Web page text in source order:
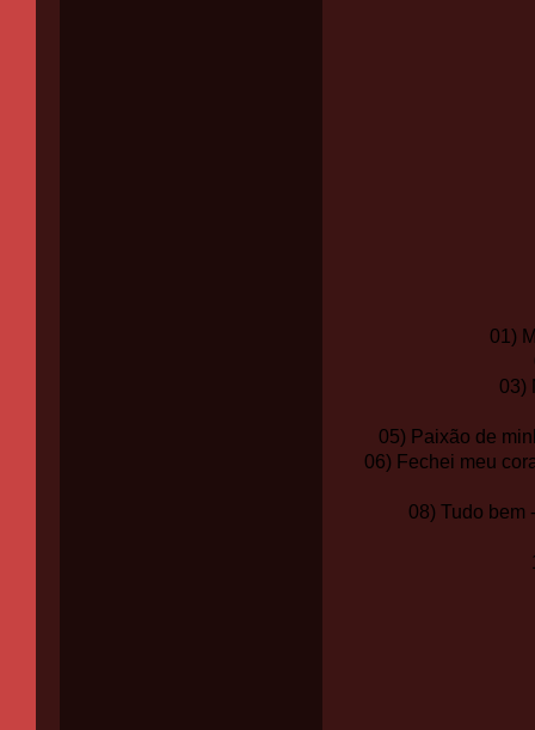
01)
03)
05) Paixão de
06) Fechei meu
08) Tudo bem